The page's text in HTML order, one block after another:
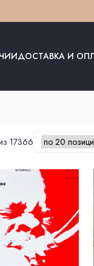
ДОСТАВКА И
17366